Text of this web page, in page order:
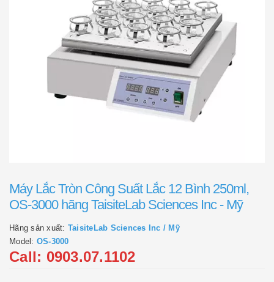
Máy Lắc Tròn Công Suất Lắc 12 Bình 250ml,
OS-3000 hãng TaisiteLab Sciences Inc - Mỹ
Hãng sản xuất: TaisiteLab Sciences Inc / Mỹ
Model: OS-3000
Call: 0903.07.1102